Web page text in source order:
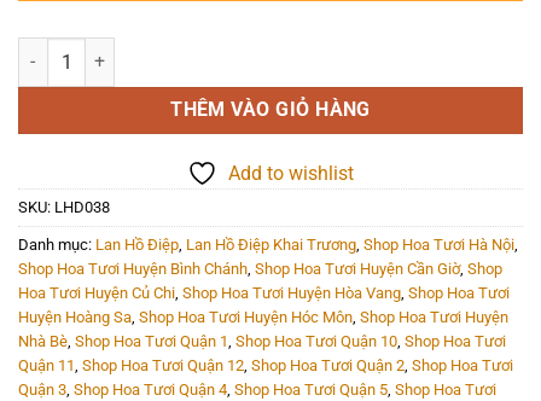
Lan Hồ Điệp - LHD038 số lượng
THÊM VÀO GIỎ HÀNG
Add to wishlist
SKU: LHD038
Danh mục: Lan Hồ Điệp, Lan Hồ Điệp Khai Trương, Shop Hoa Tươi Hà Nội,
Shop Hoa Tươi Huyện Bình Chánh, Shop Hoa Tươi Huyện Cần Giờ, Shop
Hoa Tươi Huyện Củ Chi, Shop Hoa Tươi Huyện Hòa Vang, Shop Hoa Tươi
Huyện Hoàng Sa, Shop Hoa Tươi Huyện Hóc Môn, Shop Hoa Tươi Huyện
Nhà Bè, Shop Hoa Tươi Quận 1, Shop Hoa Tươi Quận 10, Shop Hoa Tươi
Quận 11, Shop Hoa Tươi Quận 12, Shop Hoa Tươi Quận 2, Shop Hoa Tươi
Quận 3, Shop Hoa Tươi Quận 4, Shop Hoa Tươi Quận 5, Shop Hoa Tươi